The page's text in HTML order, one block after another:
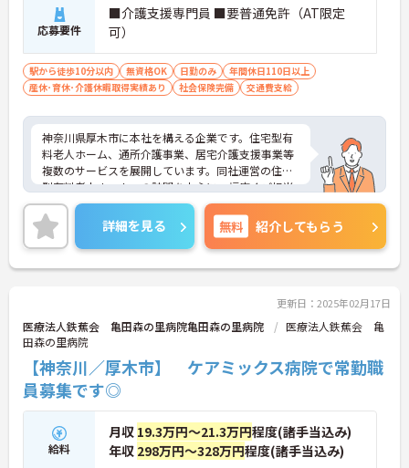
応募要件
■介護支援専門員 ■要普通免許（AT限定
可）
駅から徒歩10分以内 無資格OK 日勤のみ
年間休日110日以上
産休･育休･介護休暇取得実績あり
社会保険完備 交通費支給
神奈川県厚木市に本社を構える企業です。住宅型有
料老人ホーム、通所介護事業、居宅介護支援事業等
複数のサービスを展開しています。同社運営の住宅
型有料老人ホームへの訪問を中心に、幅広くご担当
いただきます。ご興味のある方には、面接対策ポイ
ントなど、さらに詳細をお話しいたしますのでお気
軽にご相談ください！
詳細を見る 無料 紹介してもらう
更新日：2025年02月17日
医療法人鉄蕉会 亀田森の里病院亀田森の里病院
医療法人鉄蕉会 亀
田森の里病院
【神奈川／厚木市】 ケアミックス病院で常勤職
員募集です◎
給料
月収 19.3万円～21.3万円程度(諸手当込み)
年収 298万円～328万円程度(諸手当込み)